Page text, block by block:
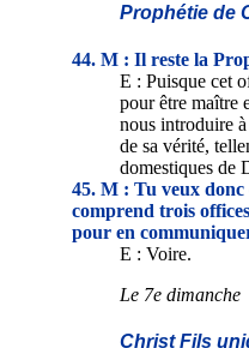
Prophétie de
44. M : Il reste la
E : Puisque cet
pour être maître
nous introduire
de sa vérité,
domestiques de
45. M : Tu veux
comprend trois
pour en
E : Voire.
Le 7e dimanche
Christ Fils